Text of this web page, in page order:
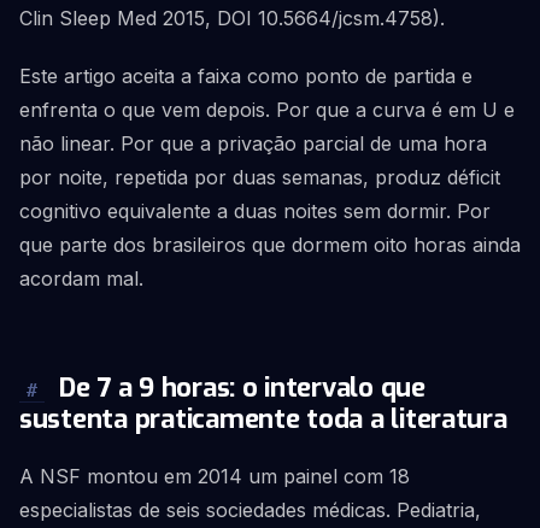
Clin Sleep Med 2015, DOI 10.5664/jcsm.4758).
Este artigo aceita a faixa como ponto de partida e
enfrenta o que vem depois. Por que a curva é em U e
não linear. Por que a privação parcial de uma hora
por noite, repetida por duas semanas, produz déficit
cognitivo equivalente a duas noites sem dormir. Por
que parte dos brasileiros que dormem oito horas ainda
acordam mal.
#
De 7 a 9 horas: o intervalo que
sustenta praticamente toda a literatura
A NSF montou em 2014 um painel com 18
especialistas de seis sociedades médicas. Pediatria,